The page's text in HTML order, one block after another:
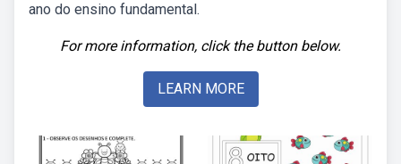
ano do ensino fundamental.
For more information, click the button below.
LEARN MORE